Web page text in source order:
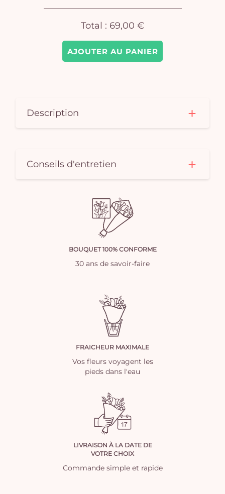
AJOUTER AU PANIER
Total : 69,00 €
Description
Conseils d'entretien
BOUQUET 100% CONFORME
30 ans de savoir-faire
FRAICHEUR MAXIMALE
Vos fleurs voyagent les
pieds dans l'eau
LIVRAISON À LA DATE DE
VOTRE CHOIX
Commande simple et rapide